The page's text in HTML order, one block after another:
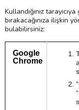
Kullandığınız
bırakacağınıza ilişkin
bulabilirsiniz:
Google
Chrome